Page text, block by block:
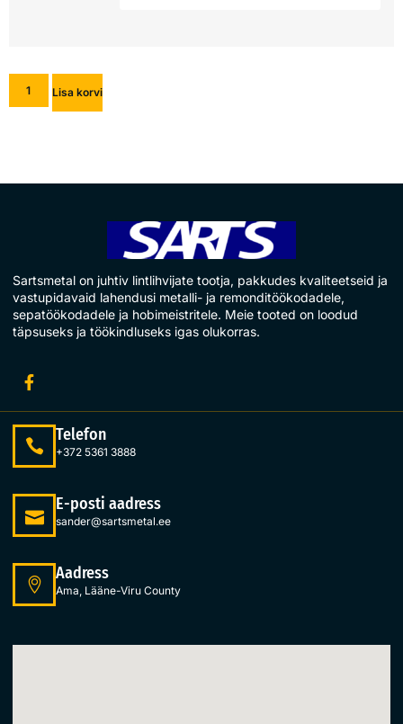
Lisa korvi
Sartsmetal on juhtiv lintlihvijate tootja, pakkudes kvaliteetseid ja
vastupidavaid lahendusi metalli- ja remonditöökodadele,
sepatöökodadele ja hobimeistritele. Meie tooted on loodud
täpsuseks ja töökindluseks igas olukorras.
Telefon
+372 5361 3888
E-posti aadress
sander@sartsmetal.ee
Aadress
Ama, Lääne-Viru County